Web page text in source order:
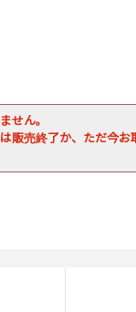
せん。
販売終了か、ただ今